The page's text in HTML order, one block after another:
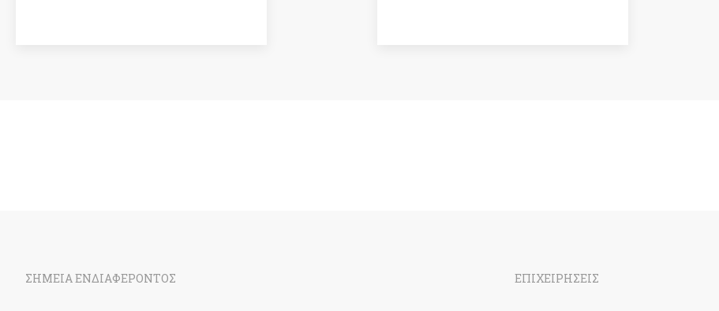
ΣΗΜΕΙΑ ΕΝΔΙΑΦΕΡΟΝΤΟΣ ΕΠΙΧΕΙΡΗΣΕΙΣ